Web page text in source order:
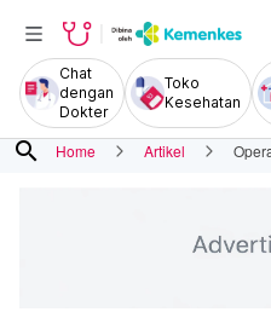
Chat
dengan
Dokter
Toko
Kesehatan
search Home Artikel